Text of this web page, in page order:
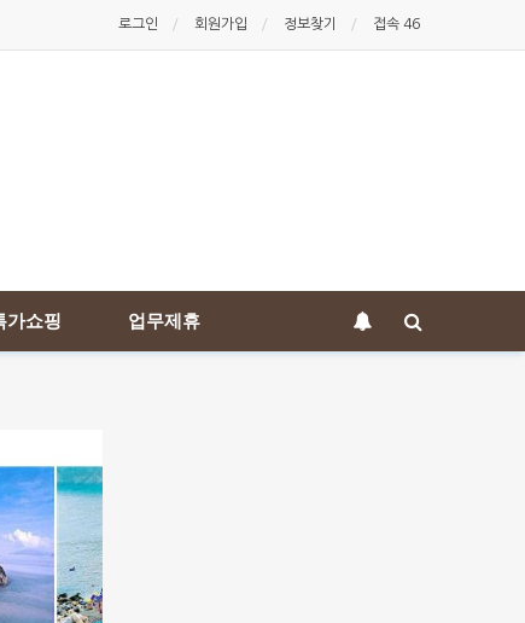
로그인 회원가입 정보찾기 접속 46
가쇼핑 업무제휴